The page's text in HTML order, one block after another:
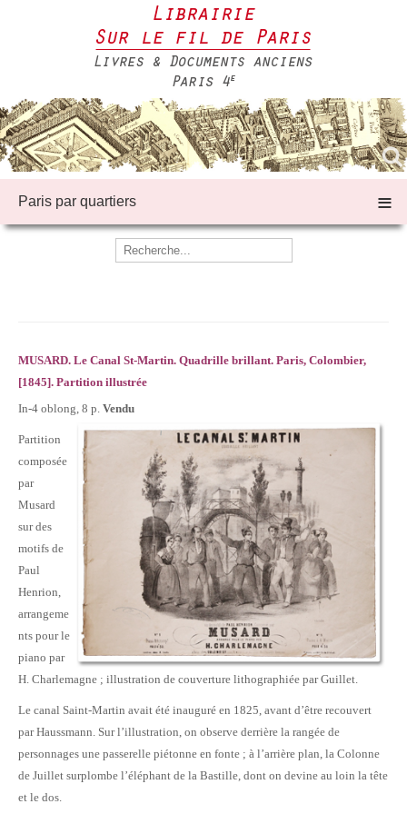
Paris par quartiers ≡
MUSARD. Le Canal St-Martin. Quadrille brillant. Paris, Colombier,
[1845]. Partition illustrée
In-4 oblong, 8 p. Vendu
Partition
composée
par
Musard
sur des
motifs de
Paul
Henrion,
arrangeme
nts pour le
piano par
H. Charlemagne ; illustration de couverture lithographiée par Guillet.
Le canal Saint-Martin avait été inauguré en 1825, avant d’être recouvert
par Haussmann. Sur l’illustration, on observe derrière la rangée de
personnages une passerelle piétonne en fonte ; à l’arrière plan, la Colonne
de Juillet surplombe l’éléphant de la Bastille, dont on devine au loin la tête
et le dos.